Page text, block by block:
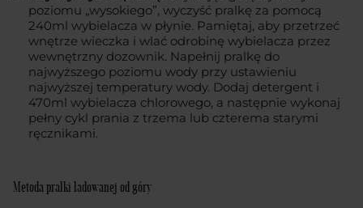
poziomu „wysokiego”, wyczyść pralkę za pomocą
240ml wybielacza w płynie. Pamiętaj, aby przetrzeć
wnętrze wieczka i wlać odrobinę wybielacza przez
wewnętrzny dozownik. Napełnij pralkę do
najwyższego poziomu wody przy ustawieniu
najwyższej temperatury wody. Dodaj detergent i
470ml wybielacza chlorowego, a następnie wykonaj
pełny cykl prania z trzema lub czterema starymi
ręcznikami.
Metoda pralki ładowanej od góry